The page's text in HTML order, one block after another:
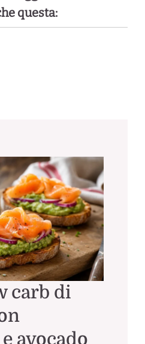
questa:
carb di
avocado